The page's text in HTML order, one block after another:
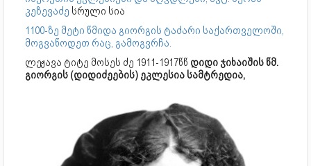
კეზევაძე სრული სია
1100-ზე მეტი წმიდა გიორგის ტაძარი საქართველოში,
მოგვაწოდეთ რაც, გამოგვრჩა.
ლეჟავა ტიტე მოსეს ძე 1911-1917წწ დიდი ჯიხაიშის წმ.
გიორგის (დიდიძეების) ეკლესია სამტრედია,